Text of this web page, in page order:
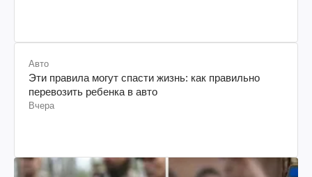
Авто
Эти правила могут спасти жизнь: как правильно
перевозить ребенка в авто
Вчера